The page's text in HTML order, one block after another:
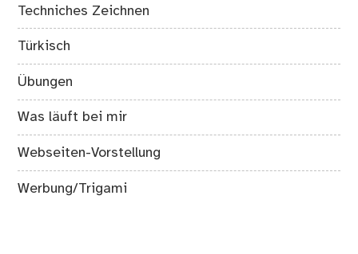
Techniches Zeichnen
Türkisch
Übungen
Was läuft bei mir
Webseiten-Vorstellung
Werbung/Trigami